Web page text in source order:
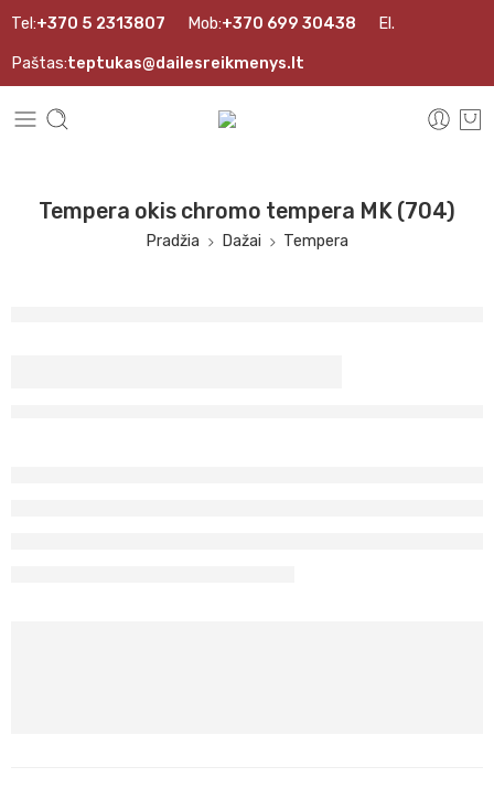
Tel:+370 5 2313807 Mob:+370 699 30438 El.
Paštas:teptukas@dailesreikmenys.lt
Tempera okis chromo tempera MK (704)
Pradžia Dažai Tempera